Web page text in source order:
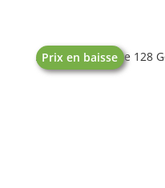
Prix en baisse
APPLE IPhone 16e 128